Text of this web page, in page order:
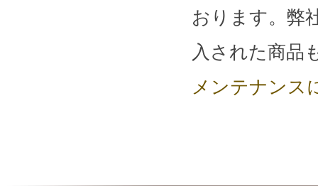
おります。弊
入された商品
メンテナンス